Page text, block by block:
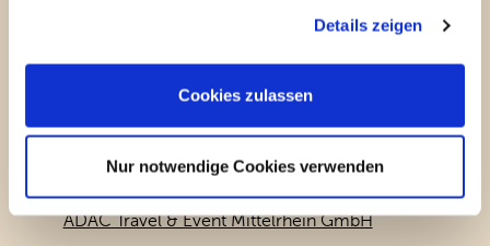
Cookies, wenn Sie unsere Webseite weiterhin nutzen.
Details zeigen
Cookies zulassen
Nur notwendige Cookies verwenden
ADAC Travel & Event Mittelrhein GmbH